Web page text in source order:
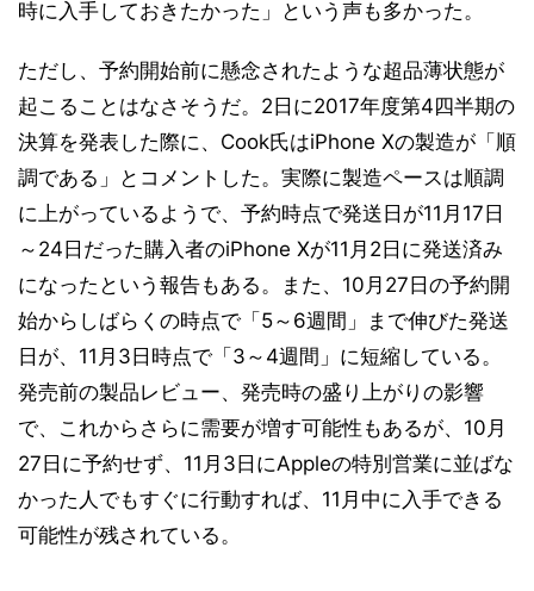
時に入手しておきたかった」という声も多かった。
ただし、予約開始前に懸念されたような超品薄状態が
起こることはなさそうだ。2日に2017年度第4四半期の
決算を発表した際に、Cook氏はiPhone Xの製造が「順
調である」とコメントした。実際に製造ペースは順調
に上がっているようで、予約時点で発送日が11月17日
～24日だった購入者のiPhone Xが11月2日に発送済み
になったという報告もある。また、10月27日の予約開
始からしばらくの時点で「5～6週間」まで伸びた発送
日が、11月3日時点で「3～4週間」に短縮している。
発売前の製品レビュー、発売時の盛り上がりの影響
で、これからさらに需要が増す可能性もあるが、10月
27日に予約せず、11月3日にAppleの特別営業に並ばな
かった人でもすぐに行動すれば、11月中に入手できる
可能性が残されている。